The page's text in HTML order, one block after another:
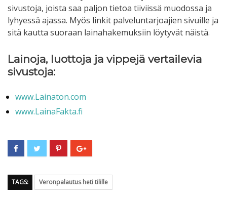
sivustoja, joista saa paljon tietoa tiiviissä muodossa ja
lyhyessä ajassa. Myös linkit palveluntarjoajien sivuille ja
sitä kautta suoraan lainahakemuksiin löytyvät näistä.
Lainoja, luottoja ja vippejä vertailevia
sivustoja:
www.Lainaton.com
www.LainaFakta.fi
TAGS: Veronpalautus heti tilille